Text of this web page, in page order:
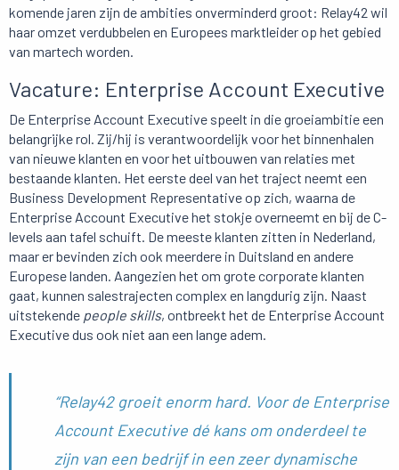
komende jaren zijn de ambities onverminderd groot: Relay42 wil
haar omzet verdubbelen en Europees marktleider op het gebied
van martech worden.
Vacature: Enterprise Account Executive
De Enterprise Account Executive speelt in die groeiambitie een
belangrijke rol. Zij/hij is verantwoordelijk voor het binnenhalen
van nieuwe klanten en voor het uitbouwen van relaties met
bestaande klanten. Het eerste deel van het traject neemt een
Business Development Representative op zich, waarna de
Enterprise Account Executive het stokje overneemt en bij de C-
levels aan tafel schuift. De meeste klanten zitten in Nederland,
maar er bevinden zich ook meerdere in Duitsland en andere
Europese landen. Aangezien het om grote corporate klanten
gaat, kunnen salestrajecten complex en langdurig zijn. Naast
uitstekende people skills, ontbreekt het de Enterprise Account
Executive dus ook niet aan een lange adem.
“Relay42 groeit enorm hard. Voor de Enterprise
Account Executive dé kans om onderdeel te
zijn van een bedrijf in een zeer dynamische